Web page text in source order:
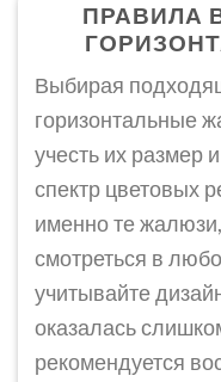
ПРАВИЛА
Выбирая
горизонтальные
учесть их размер
спектр цветовых
именно те
смотреться в
учитывайте
оказалась
рекомендуется